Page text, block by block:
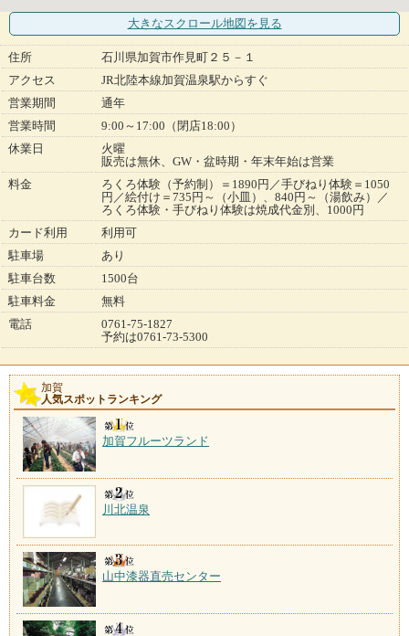
大きなスクロール地図 を見る
住所
石川県加賀市作見町２５－１
アクセス
JR北陸本線加賀温泉駅からすぐ
営業期間
通年
営業時間
9:00～17:00（閉店18:00）
休業日
火曜
販売は無休、GW・盆時期・年末年始は営業
料金
ろくろ体験（予約制）＝1890円／手びねり体験＝1050
円／絵付け＝735円～（小皿）、840円～（湯飲み）／
ろくろ体験・手びねり体験は焼成代金別、1000円
カード利用
利用可
駐車場
あり
駐車台数
1500台
駐車料金
無料
電話
0761-75-1827
予約は0761-73-5300
加賀
人気スポットランキング
加賀フルーツランド
川北温泉
山中漆器直売センター